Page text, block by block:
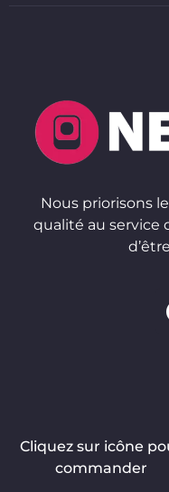
Nous priorisons
qualité au service
Cliquez sur icône
commander